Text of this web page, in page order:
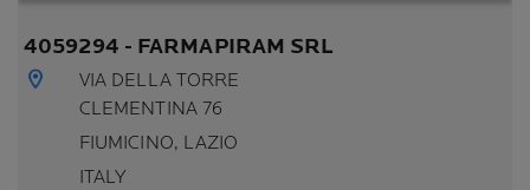
4059294 - FARMAPIRAM SRL
VIA DELLA TORRE
CLEMENTINA 76
FIUMICINO, LAZIO
ITALY